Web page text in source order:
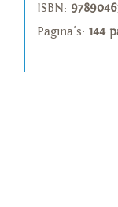
ISBN:
Pagina's: 144